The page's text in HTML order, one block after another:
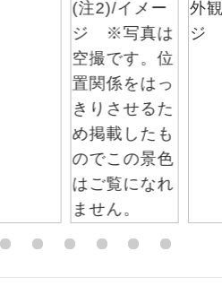
お食事が付いていますので、お食
配はいりません。（機内食を除
にてゆっくりとお召し上がりいた
音を気にせず、ガイドさんの説明
くり聞くことができます。
から出発可能な個人型プランで